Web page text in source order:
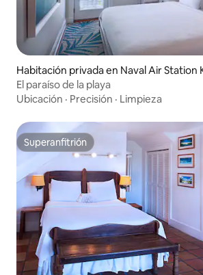
Habitación privada en Naval Air Station
est
El paraíso de la playa
Ubicación · Precisión · Limpieza
Superanfitrión
Superanfitrión